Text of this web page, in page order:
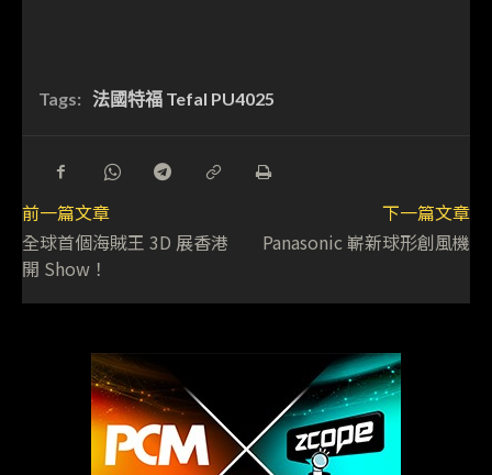
Tags: 法國特福 Tefal PU4025
前一篇文章
全球首個海賊王 3D 展香港
開 Show！
下一篇文章
Panasonic 嶄新球形創風機